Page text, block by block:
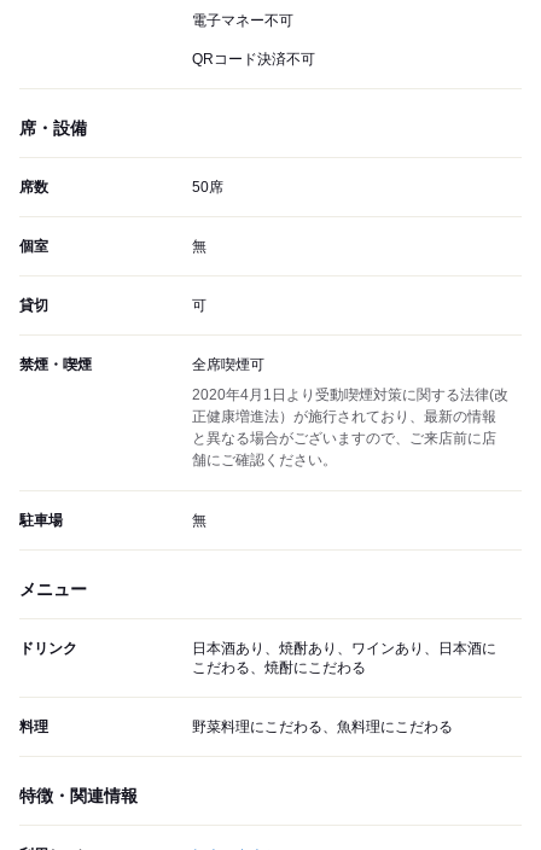
電子マネー不可
QRコード決済不可
席・設備
席数 50席
個室 無
貸切 可
禁煙・喫煙
全席喫煙可
2020年4月1日より受動喫煙対策に関する法律(改
正健康増進法）が施行されており、最新の情報
と異なる場合がございますので、ご来店前に店
舗にご確認ください。
駐車場 無
メニュー
ドリンク
日本酒あり、焼酎あり、ワインあり、日本酒に
こだわる、焼酎にこだわる
料理 野菜料理にこだわる、魚料理にこだわる
特徴・関連情報